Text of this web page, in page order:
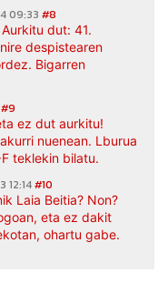
09:33 #8
dut: 41.
despistearen
Bigarren
#9
ez dut aurkitu!
nuenean. Lburua
teklekin bilatu.
#10
Laia Beitia? Non?
eta ez dakit
ohartu gabe.